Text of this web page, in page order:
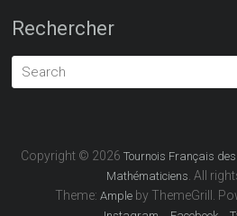
Rechercher
Copyright © 2026 Tournois Français
Mathématiciens . All
Theme:Ample by ThemeGrill.